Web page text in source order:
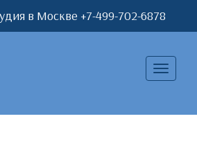
в Москве +7-499-702-6878
Toggle